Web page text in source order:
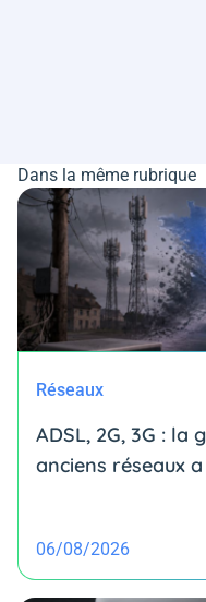
Dans la même rubrique
Réseaux
ADSL, 2G, 3G : la
anciens réseaux
06/08/2026